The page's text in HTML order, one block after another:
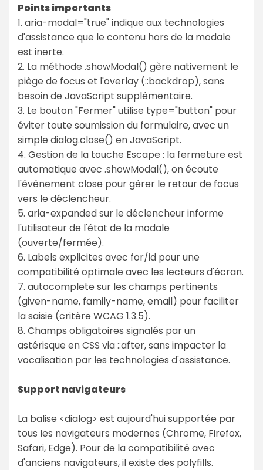
Points importants
1. aria-modal="true" indique aux technologies
d'assistance que le contenu hors de la modale
est inerte.
2. La méthode .showModal() gère nativement le
piège de focus et l'overlay (::backdrop), sans
besoin de JavaScript supplémentaire.
3. Le bouton "Fermer" utilise type="button" pour
éviter toute soumission du formulaire, avec un
simple dialog.close() en JavaScript.
4. Gestion de la touche Escape : la fermeture est
automatique avec .showModal(), on écoute
l'événement close pour gérer le retour de focus
vers le déclencheur.
5. aria-expanded sur le déclencheur informe
l'utilisateur de l'état de la modale
(ouverte/fermée).
6. Labels explicites avec for/id pour une
compatibilité optimale avec les lecteurs d'écran.
7. autocomplete sur les champs pertinents
(given-name, family-name, email) pour faciliter
la saisie (critère WCAG 1.3.5).
8. Champs obligatoires signalés par un
astérisque en CSS via ::after, sans impacter la
vocalisation par les technologies d'assistance.
Support navigateurs
La balise <dialog> est aujourd'hui supportée par
tous les navigateurs modernes (Chrome, Firefox,
Safari, Edge). Pour de la compatibilité avec
d'anciens navigateurs, il existe des polyfills.